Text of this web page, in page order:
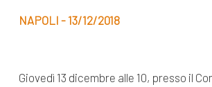
NAPOLI - 13/12/2018
Giovedì 13 dicembre alle 10, presso il
Seguici sui social: